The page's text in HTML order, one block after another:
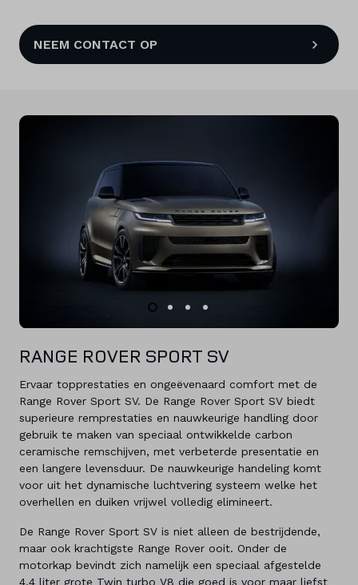
NEEM CONTACT OP
RANGE ROVER SPORT SV
Ervaar topprestaties en ongeëvenaard comfort met de
Range Rover Sport SV. De Range Rover Sport SV biedt
superieure remprestaties en nauwkeurige handling door
gebruik te maken van speciaal ontwikkelde carbon
ceramische remschijven, met verbeterde presentatie en
een langere levensduur. De nauwkeurige handeling komt
voor uit het dynamische luchtvering systeem welke het
overhellen en duiken vrijwel volledig elimineert.
De Range Rover Sport SV is niet alleen de bestrijdende,
maar ook krachtigste Range Rover ooit. Onder de
motorkap bevindt zich namelijk een speciaal afgestelde
4,4 liter grote Twin turbo V8 die goed is voor maar liefst